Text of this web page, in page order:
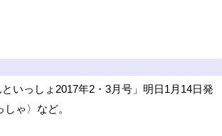
いっしょ2017年2・3月号」明日1月14日発
ゃ〉など。